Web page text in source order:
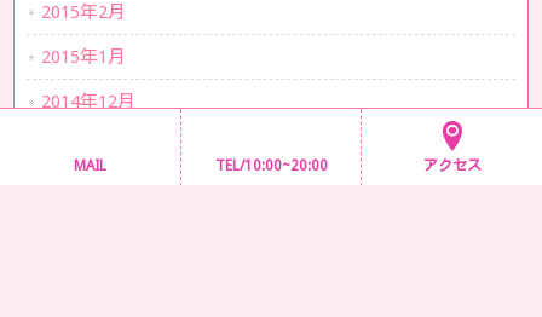
2015年2月
2015年1月
2014年12月
MAIL TEL/10:00~20:00 アクセス